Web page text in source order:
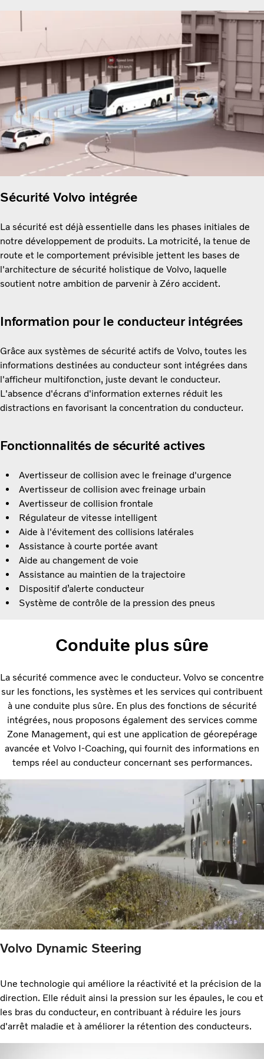
Sécurité Volvo intégrée
La sécurité est déjà essentielle dans les phases initiales de
notre développement de produits. La motricité, la tenue de
route et le comportement prévisible jettent les bases de
l'architecture de sécurité holistique de Volvo, laquelle
soutient notre ambition de parvenir à Zéro accident.
Information pour le conducteur intégrées
Grâce aux systèmes de sécurité actifs de Volvo, toutes les
informations destinées au conducteur sont intégrées dans
l'afficheur multifonction, juste devant le conducteur.
L'absence d'écrans d'information externes réduit les
distractions en favorisant la concentration du conducteur.
Fonctionnalités de sécurité actives
Avertisseur de collision avec le freinage d'urgence
Avertisseur de collision avec freinage urbain
Avertisseur de collision frontale
Régulateur de vitesse intelligent
Aide à l'évitement des collisions latérales
Assistance à courte portée avant
Aide au changement de voie
Assistance au maintien de la trajectoire
Dispositif d’alerte conducteur
Système de contrôle de la pression des pneus
Conduite plus sûre
La sécurité commence avec le conducteur. Volvo se concentre
sur les fonctions, les systèmes et les services qui contribuent
à une conduite plus sûre. En plus des fonctions de sécurité
intégrées, nous proposons également des services comme
Zone Management, qui est une application de géorepérage
avancée et Volvo I-Coaching, qui fournit des informations en
temps réel au conducteur concernant ses performances.
Volvo Dynamic Steering
Une technologie qui améliore la réactivité et la précision de la
direction. Elle réduit ainsi la pression sur les épaules, le cou et
les bras du conducteur, en contribuant à réduire les jours
d'arrêt maladie et à améliorer la rétention des conducteurs.